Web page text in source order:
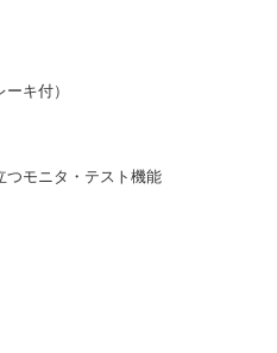
キ付）
つモニタ・テスト機能